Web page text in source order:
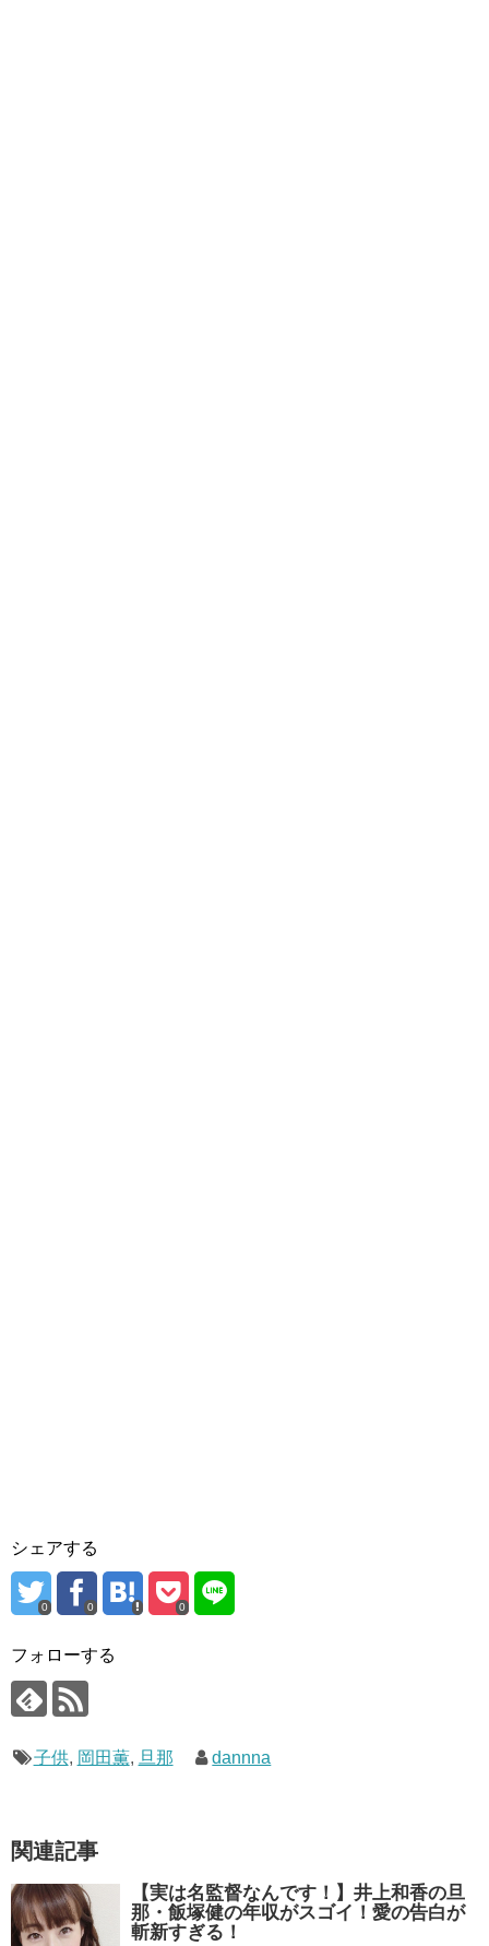
シェアする
0 0 0
フォローする
子供, 岡田薫, 旦那 dannna
関連記事
【実は名監督なんです！】井上和香の旦
那・飯塚健の年収がスゴイ！愛の告白が
斬新すぎる！